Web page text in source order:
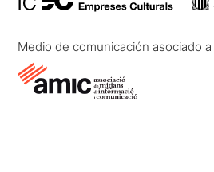
Medio de comunicación asociado a